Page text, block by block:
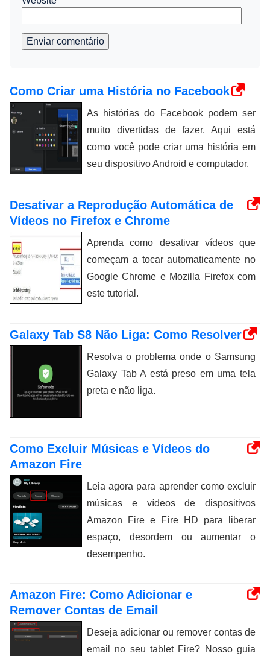
Enviar comentário
Como Criar uma História no Facebook
As histórias do Facebook podem ser
muito divertidas de fazer. Aqui está
como você pode criar uma história em
seu dispositivo Android e computador.
Desativar a Reprodução Automática de
Vídeos no Firefox e Chrome
Aprenda como desativar vídeos que
começam a tocar automaticamente no
Google Chrome e Mozilla Firefox com
este tutorial.
Galaxy Tab S8 Não Liga: Como Resolver
Resolva o problema onde o Samsung
Galaxy Tab A está preso em uma tela
preta e não liga.
Como Excluir Músicas e Vídeos do
Amazon Fire
Leia agora para aprender como excluir
músicas e vídeos de dispositivos
Amazon Fire e Fire HD para liberar
espaço, desordem ou aumentar o
desempenho.
Amazon Fire: Como Adicionar e
Remover Contas de Email
Deseja adicionar ou remover contas de
email no seu tablet Fire? Nosso guia